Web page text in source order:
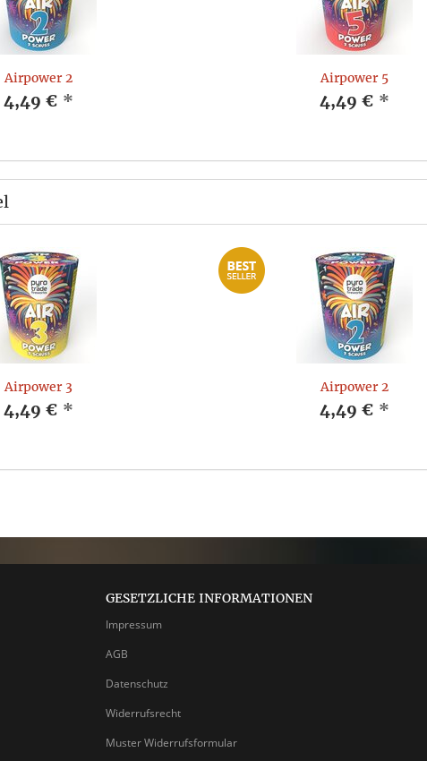
Airpower 2
4,49 € *
Airpower 5
4,49 € *
Airpower 3
4,49 € *
Airpower 2
4,49 € *
GESETZLICHE INFORMATIONEN
Impressum
AGB
Datenschutz
Widerrufsrecht
Muster Widerrufsformular